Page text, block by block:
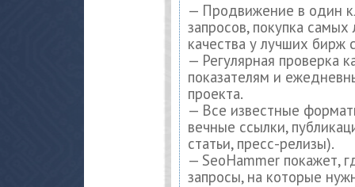
— Продвижение в один
запросов, покупка
качества у лучших бирж
— Регулярная проверка
показателям и
проекта.
— Все известные
вечные ссылки,
статьи, пресс-релизы).
— SeoHammer покажет,
запросы, на которые